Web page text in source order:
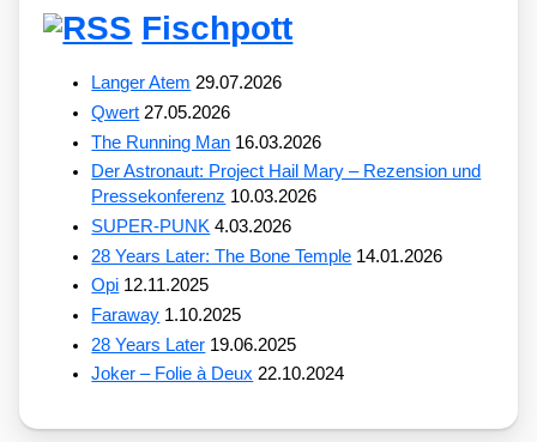
Fischpott
Langer Atem 29.07.2026
Qwert 27.05.2026
The Running Man 16.03.2026
Der Astronaut: Project Hail Mary – Rezension und
Pressekonferenz 10.03.2026
SUPER-PUNK 4.03.2026
28 Years Later: The Bone Temple 14.01.2026
Opi 12.11.2025
Faraway 1.10.2025
28 Years Later 19.06.2025
Joker – Folie à Deux 22.10.2024